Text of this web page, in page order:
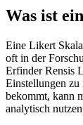
Was ist
Eine Likert
oft in der
Erfinder Rensis
Einstellungen zu
bekommt, kann
analytisch